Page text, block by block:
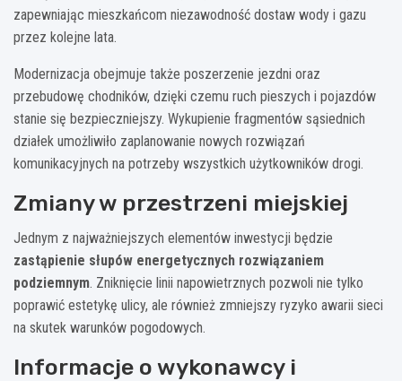
zapewniając mieszkańcom niezawodność dostaw wody i gazu
przez kolejne lata.
Modernizacja obejmuje także poszerzenie jezdni oraz
przebudowę chodników, dzięki czemu ruch pieszych i pojazdów
stanie się bezpieczniejszy. Wykupienie fragmentów sąsiednich
działek umożliwiło zaplanowanie nowych rozwiązań
komunikacyjnych na potrzeby wszystkich użytkowników drogi.
Zmiany w przestrzeni miejskiej
Jednym z najważniejszych elementów inwestycji będzie
zastąpienie słupów energetycznych rozwiązaniem
podziemnym. Zniknięcie linii napowietrznych pozwoli nie tylko
poprawić estetykę ulicy, ale również zmniejszy ryzyko awarii sieci
na skutek warunków pogodowych.
Informacje o wykonawcy i